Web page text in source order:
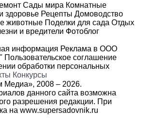
Сады мира Комнатные
здоровье Рецепты Домоводство
животные Поделки для сада Отдых
и вредители Фотоблог
информация Реклама в ООО
Пользовательское соглашение
обработки персональных
Конкурсы
Медиа», 2008 – 2026.
данного сайта возможна
разрешения редакции. При
на www.supersadovnik.ru